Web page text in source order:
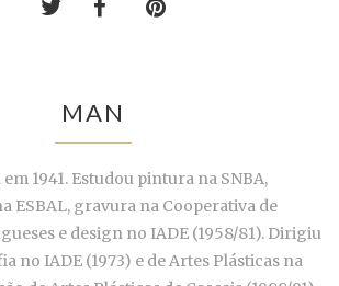
MAN
1941. Estudou pintura na SNBA,
ESBAL, gravura na Cooperativa de
e design no IADE (1958/81). Dirigiu
no IADE (1973) e de Artes Plásticas na